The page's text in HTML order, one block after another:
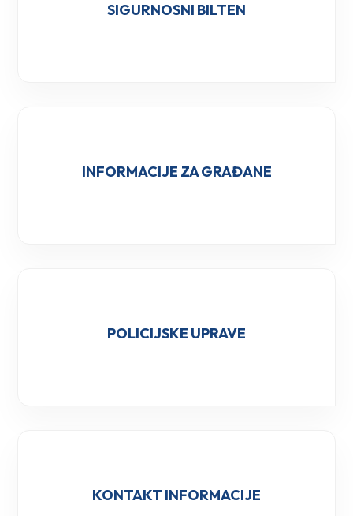
SIGURNOSNI BILTEN
INFORMACIJE ZA GRAĐANE
POLICIJSKE UPRAVE
KONTAKT INFORMACIJE